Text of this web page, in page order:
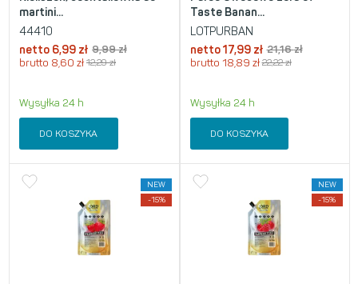
martini...
44410
netto 6,99 zł 9,99zł
brutto 8,60 zł 12,29zł
Wysyłka 24 h
DO KOSZYKA
Taste Banan...
LOTPURBAN
netto 17,99 zł 21,16zł
brutto 18,89 zł 22,22zł
Wysyłka 24 h
DO KOSZYKA
NEW
-15%
NEW
-15%